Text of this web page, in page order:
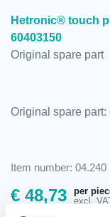
Hetronic® touch
60403150
Original spare part
Original spare part:
Item number: 04.240
€ 48,73
per
excl.